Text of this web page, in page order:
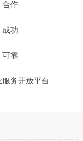
合作
成功
可靠
务开放平台